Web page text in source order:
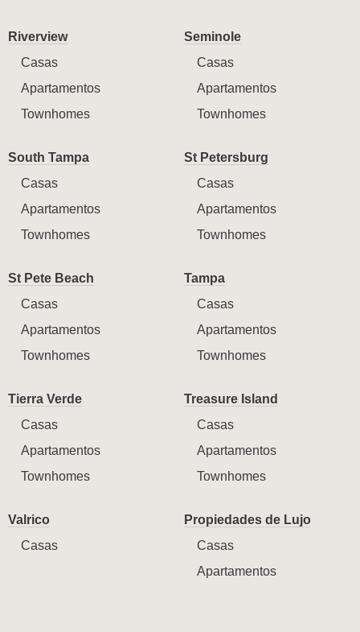
Riverview
Casas
Apartamentos
Townhomes
Seminole
Casas
Apartamentos
Townhomes
South Tampa
Casas
Apartamentos
Townhomes
St Petersburg
Casas
Apartamentos
Townhomes
St Pete Beach
Casas
Apartamentos
Townhomes
Tampa
Casas
Apartamentos
Townhomes
Tierra Verde
Casas
Apartamentos
Townhomes
Treasure Island
Casas
Apartamentos
Townhomes
Valrico
Casas
Propiedades de Lujo
Casas
Apartamentos